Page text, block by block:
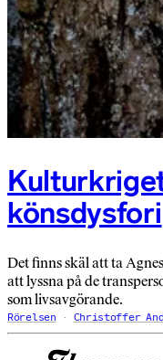
könsdysfori
Det finns skäl att ta
att lyssna på de
som livsavgörande.
Rörelsen Christoffer